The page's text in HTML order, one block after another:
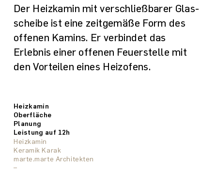
Der Heiz­kamin mit verschließ­barer Glas­
scheibe ist eine zeitgemäße Form des
offenen Kamins. Er verbindet das
Erlebnis einer offenen Feuer­stelle mit
den Vor­teilen eines Heizofens.
Heizkamin
Oberfläche
Planung
Leistung auf 12h
Heizkamin
Keramik Karak
Hackl Martin
–
Heizkamin
Stahl
Atelier Rainer+Amann
–
Heizkamin Tunnelvariante
Keramik Karak
Salomon Hannes
–
Heizkamin
Verputz
Architekt Thurnher
–
Heizkamin
Keramik Karak
marte.marte Architekten
–
Heizkamin
Beton
Albrecht Bereiter Architekten
–
Heizkamin
Keramik Karak
Brugger Otto
–
Heizkamin Tunnelvariante
Stampflehm
Hackl und Klammer architektur.terminal
–